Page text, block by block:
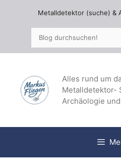
springen
Metalldetektor (suche) &
Alles rund um
Metalldetektor-
Archäologie